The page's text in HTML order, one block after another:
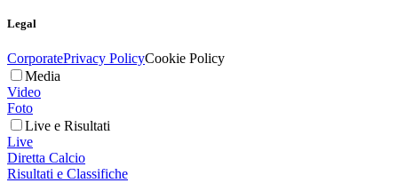
Legal
CorporatePrivacy PolicyCookie Policy
Media
Video
Foto
Live e Risultati
Live
Diretta Calcio
Risultati e Classifiche